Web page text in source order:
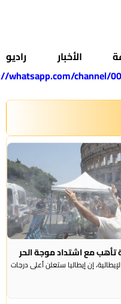
راديو
اشتداد موجة الحر
إيطاليا ستعلن أعلى درجات